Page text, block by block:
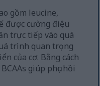
gồm leucine,
được cường điệu
trực tiếp vào quá
trình quan trọng
của cơ. Bằng cách
giúp phục hồi